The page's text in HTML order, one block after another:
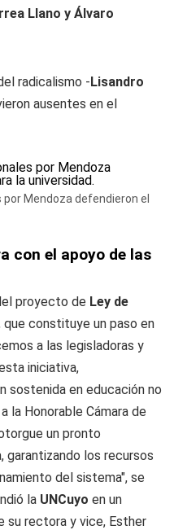
Llano y Álvaro
radicalismo -Lisandro
ausentes en el
Mendoza defendieron el
con el apoyo de las
proyecto de Ley de
que constituye un paso en
a las legisladoras y
iniciativa,
sostenida en educación no
la Honorable Cámara de
un pronto
garantizando los recursos
del sistema", se
la UNCuyo en un
su rectora y vice, Esther